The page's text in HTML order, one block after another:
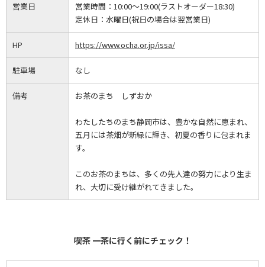
営業日 営業時間： 10:00～19:00(ラストオーダー18:30)
定休日： 水曜日(祝日の場合は翌営業日)
HP https://www.ocha.or.jp/issa/
駐車場 なし
備考 お茶のまち しずおか
わたしたちのまち静岡市は、豊かな自然に恵まれ、
五月には茶畑が新緑に輝き、初夏の香りに包まれま
す。
このお茶のまちは、多くの先人達の努力により生ま
れ、大切に受け継がれてきました。
喫茶 一茶に行く前にチェック！